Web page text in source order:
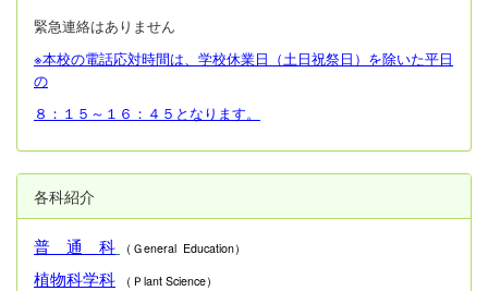
緊急連絡はありません
※本校の電話応対時間は、学校休業日（土日祝祭日）を除いた平日
の
８：１５～１６：４５となります。
各科紹介
普 通 科 （Ｇeneral Education）
植物科学科 （Ｐlant Science）